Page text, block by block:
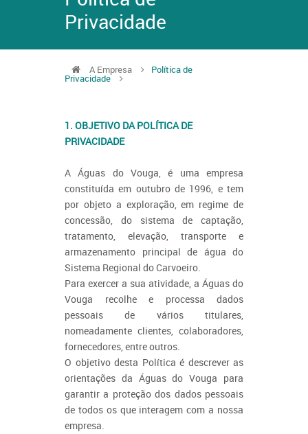
Privacidade
A Empresa Política de
Privacidade
1. OBJETIVO DA POLÍTICA DE
PRIVACIDADE
A Águas do Vouga, é uma empresa
constituída em outubro de 1996, e tem
por objeto a exploração, em regime de
concessão, do sistema de captação,
tratamento, elevação, transporte e
armazenamento principal de água do
Sistema Regional do Carvoeiro.
Para exercer a sua atividade, a Águas do
Vouga recolhe e processa dados
pessoais de vários titulares,
nomeadamente clientes, colaboradores,
fornecedores, entre outros.
O objetivo desta Política é descrever as
orientações da Águas do Vouga para
garantir a proteção dos dados pessoais
de todos os que interagem com a nossa
empresa.